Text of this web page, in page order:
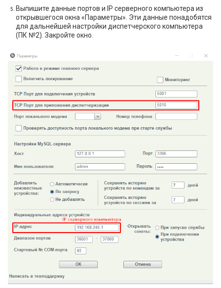
Выпишите данные портов и IP серверного компьютера из
открывшегося окна «Параметры». Эти данные понадобятся
для дальнейшей настройки диспетчерского компьютера
(ПК №2). Закройте окно.